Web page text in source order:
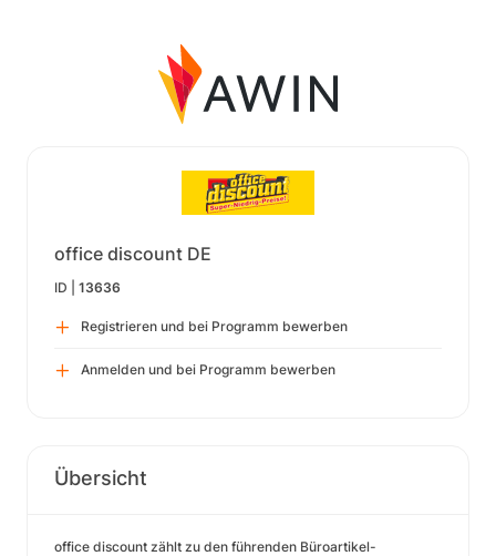
office discount DE
ID | 13636
Registrieren und bei Programm bewerben
Anmelden und bei Programm bewerben
Übersicht
office discount zählt zu den führenden Büroartikel-